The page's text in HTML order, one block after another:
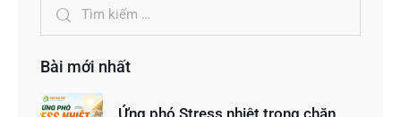
Bài mới nhất